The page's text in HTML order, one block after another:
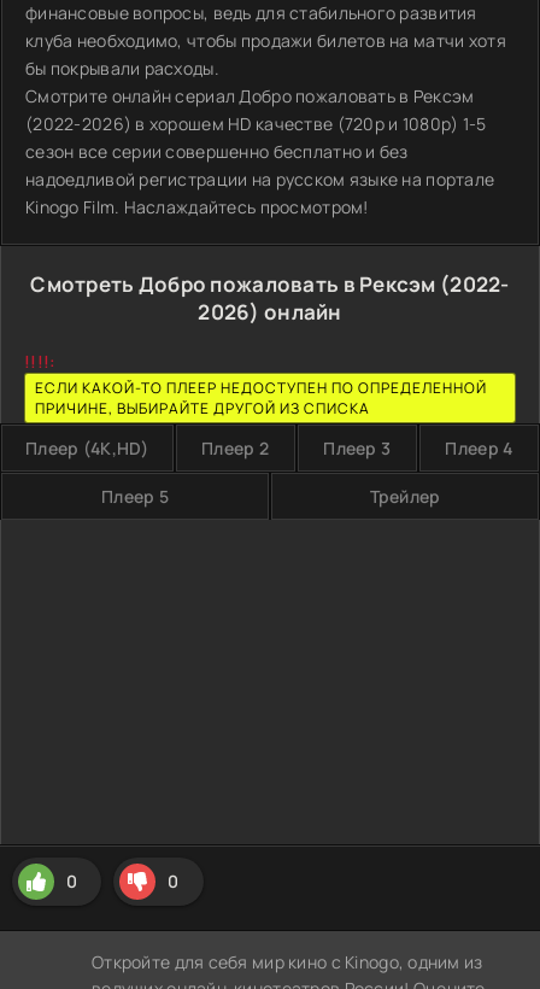
финансовые вопросы, ведь для стабильного развития
клуба необходимо, чтобы продажи билетов на матчи хотя
бы покрывали расходы.
Смотрите онлайн сериал Добро пожаловать в Рексэм
(2022-2026) в хорошем HD качестве (720p и 1080p) 1-5
сезон все серии совершенно бесплатно и без
надоедливой регистрации на русском языке на портале
Kinogo Film. Наслаждайтесь просмотром!
Смотреть Добро пожаловать в Рексэм (2022-
2026) онлайн
!!!!:
ЕСЛИ КАКОЙ-ТО ПЛЕЕР НЕДОСТУПЕН ПО ОПРЕДЕЛЕННОЙ
ПРИЧИНЕ, ВЫБИРАЙТЕ ДРУГОЙ ИЗ СПИСКА
Плеер (4K,HD) Плеер 2 Плеер 3 Плеер 4
Плеер 5 Трейлер
0 0
Откройте для себя мир кино с Kinogo, одним из